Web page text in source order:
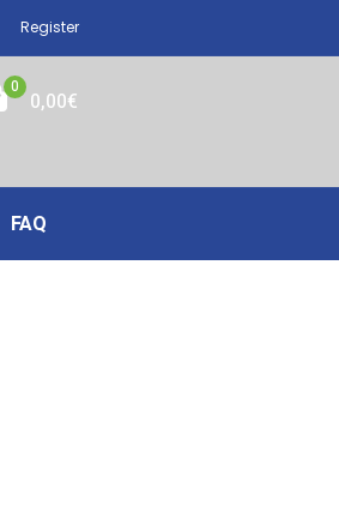
Register
0
0,00€
FAQ